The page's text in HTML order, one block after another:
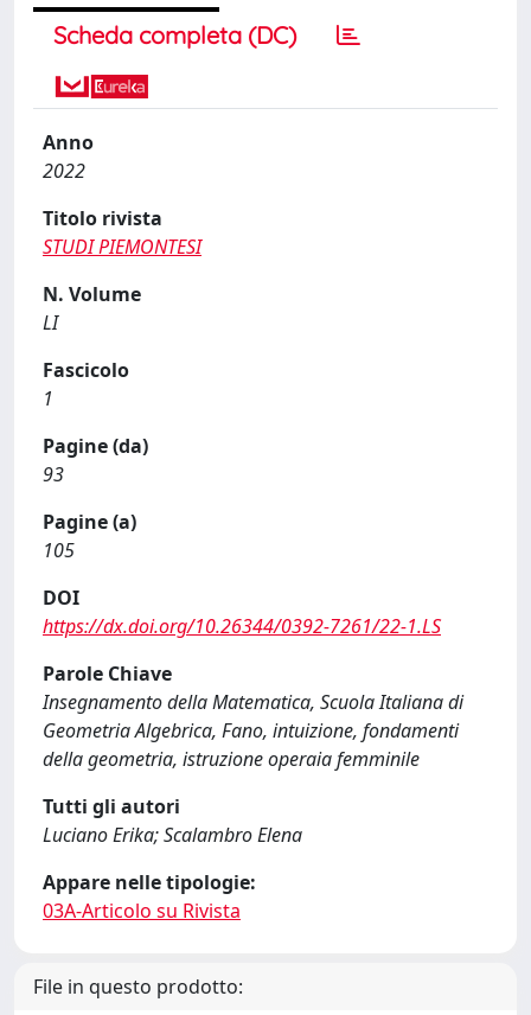
Scheda completa (DC)
Anno
2022
Titolo rivista
STUDI PIEMONTESI
N. Volume
LI
Fascicolo
1
Pagine (da)
93
Pagine (a)
105
DOI
https://dx.doi.org/10.26344/0392-7261/22-1.LS
Parole Chiave
Insegnamento della Matematica, Scuola Italiana di
Geometria Algebrica, Fano, intuizione, fondamenti
della geometria, istruzione operaia femminile
Tutti gli autori
Luciano Erika; Scalambro Elena
Appare nelle tipologie:
03A-Articolo su Rivista
File in questo prodotto: